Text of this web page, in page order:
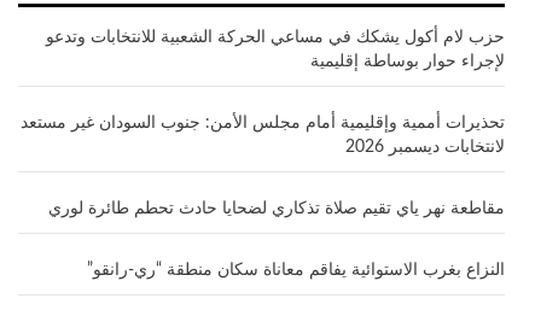
حزب لام أكول يشكك في مساعي الحركة الشعبية للانتخابات وتدعو
لإجراء حوار بوساطة إقليمية
تحذيرات أممية وإقليمية أمام مجلس الأمن: جنوب السودان غير مستعد
لانتخابات ديسمبر 2026
مقاطعة نهر ياي تقيم صلاة تذكاري لضحايا حادث تحطم طائرة لوري
النزاع بغرب الاستوائية يفاقم معاناة سكان منطقة “ري-رانقو”